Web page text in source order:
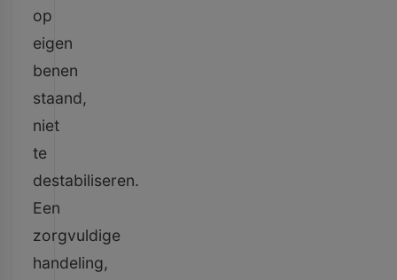
op
eigen
benen
staand,
niet
te
destabiliseren.
Een
zorgvuldige
handeling,